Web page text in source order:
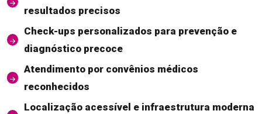
resultados precisos
Check-ups personalizados para prevenção e
diagnóstico precoce
Atendimento por convênios médicos
reconhecidos
Localização acessível e infraestrutura moderna